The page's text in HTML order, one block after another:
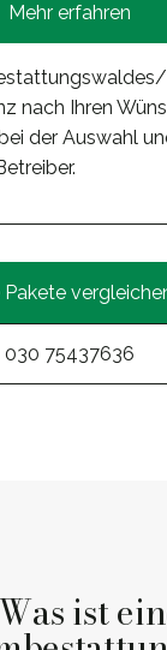
Mehr erfahren
nach Ihren
der Auswahl
Pakete
030 75437636
ist